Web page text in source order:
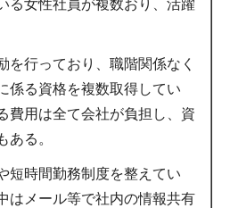
る女性社員が複数おり、活躍
を行っており、職階関係なく
係る資格を複数取得してい
費用は全て会社が負担し、資
ある。
短時間勤務制度を整えてい
はメール等で社内の情報共有